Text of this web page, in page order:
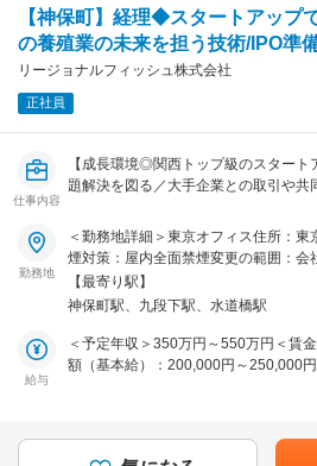
この業界の知識や経験がない方につい
会を設けさせていただき、業務で問題
ので、ご安心ください。
変更の範囲：会社の定める業務
・幹細胞/免疫細胞の培養/品質管理
・細胞培養技術の最適化（増殖効率向
・フローサイト、PCRなどを用いた細
・院内の医師や技術者との連携
・チームマネジメント
【組織構成】
計4名（正社員3名、非常勤の社員が1
協調性があり何事にも前向きに取り
す。
■業務環境：
・院内ラボにて勤務いただくため、医
です。ディスカッションを重ねていく
【神保町】経理◆スタートアップ
の養殖業の未来を担う技術/IPO準
リージョナルフィッシュ株式会社
正社員
仕事内容
【成長環境◎関西トップ級のスター
題解決を図る／大手企業との取引や共
品種改良技術と、IoTなどを駆使した
本の養殖業の成長に貢献している当社
します。
■業務内容：
・経理／経営管理業務、およびオペ
・経理業務（助成金対応、月次の支出
・上場準備に向けた内部統制体制の構
■キャリアパス：
勤務地
＜勤務地詳細＞東京オフィス住所：
煙対策：屋内全面禁煙変更の範囲：会
ーク含む）
【最寄り駅】
神保町駅、九段下駅、水道橋駅
給与
＜予定年収＞350万円～550万円＜賃
額（基本給）：200,000円～250,000
定します。賃金はあくまでも目安の金